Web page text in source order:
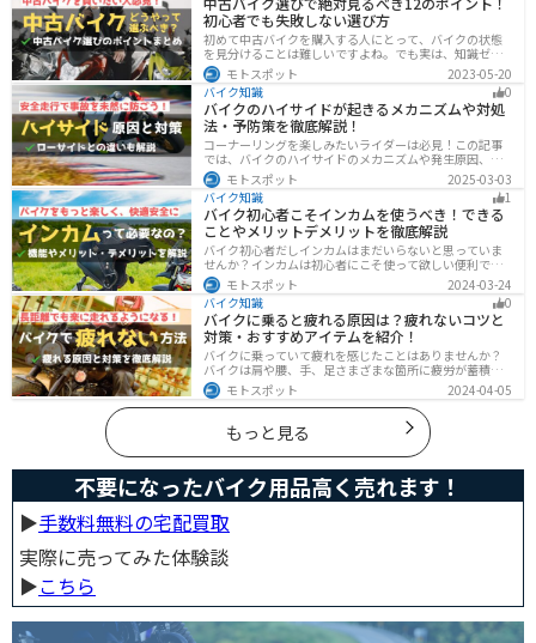
す！
初心者でも失敗しない選び方
初めて中古バイクを購入する人にとって、バイクの状態
を見分けることは難しいですよね。でも実は、知識ゼロ
の初心者でも「12のポイント」に注目するだけで、中古
バイクの良し悪しを簡単に判断することができるんで
す！正しいポイントを押させて失敗しないバイク選びが
できるようになりましょう。
モトスポット
2023-05-20
バイク知識
0
バイクのハイサイドが起きるメカニズムや対処
法・予防策を徹底解説！
コーナーリングを楽しみたいライダーは必見！この記事
では、バイクのハイサイドのメカニズムや発生原因、対
処法、予防策を解説しています。実は、バイクのハイサ
イドは危険な現象ですが、正しい知識と対策で防ぐこと
が可能です。この記事を読めば、ハイサイドのリスクを
減らせます。
モトスポット
2025-03-03
バイク知識
1
バイク初心者こそインカムを使うべき！できる
ことやメリットデメリットを徹底解説
バイク初心者だしインカムはまだいらないと思っていま
せんか？インカムは初心者にこそ使って欲しい便利で安
全に運転するための機器です。インカムでできることや
メリットデメリットなどまとめましたので、気になって
いる人はぜひ参考にしてください。
モトスポット
2024-03-24
バイク知識
0
バイクに乗ると疲れる原因は？疲れないコツと
対策・おすすめアイテムを紹介！
バイクに乗っていて疲れを感じたことはありませんか？
バイクは肩や腰、手、足さまざまな箇所に疲労が蓄積し
やすい乗り物です。できるなら楽に乗りたいですよね。
原因を知り対策を重ねておけば今よりもっと快適に走行
することができます。
モトスポット 2024-04-05
もっと見る
不要になったバイク用品高く売れます！
▶︎手数料無料の宅配買取
実際に売ってみた体験談
▶︎こちら